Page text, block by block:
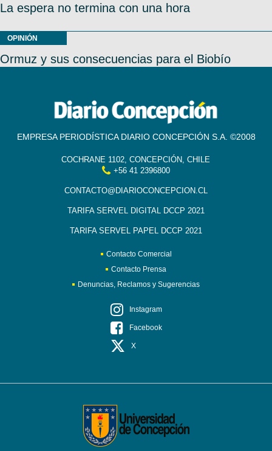
La espera no termina con una hora
OPINIÓN
Ormuz y sus consecuencias para el Biobío
EMPRESA PERIODÍSTICA DIARIO CONCEPCIÓN S.A. ©2008
COCHRANE 1102, CONCEPCIÓN, CHILE
+56 41 2396800
CONTACTO@DIARIOCONCEPCION.CL
TARIFA SERVEL DIGITAL DCCP 2021
TARIFA SERVEL PAPEL DCCP 2021
Contacto Comercial
Contacto Prensa
Denuncias, Reclamos y Sugerencias
Instagram
Facebook
X